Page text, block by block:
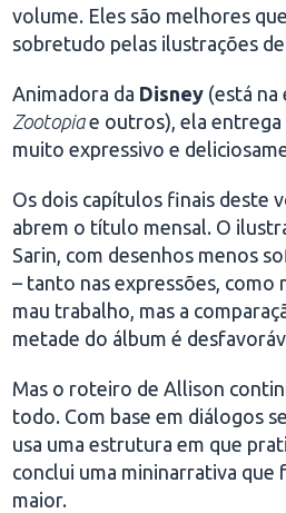
volume. Eles são melhores
sobretudo pelas ilustrações
Animadora da Disney (está na
Zootopiae outros), ela entrega
muito expressivo e
Os dois capítulos finais deste
abrem o título mensal. O
Sarin, com desenhos menos
– tanto nas expressões, como
mau trabalho, mas a
metade do álbum é
Mas o roteiro de Allison
todo. Com base em diálogos
usa uma estrutura em que
conclui uma mininarrativa que
maior.